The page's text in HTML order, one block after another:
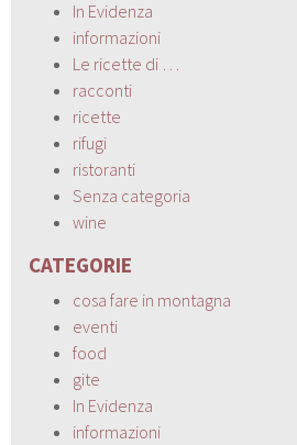
In Evidenza
informazioni
Le ricette di …
racconti
ricette
rifugi
ristoranti
Senza categoria
wine
CATEGORIE
cosa fare in montagna
eventi
food
gite
In Evidenza
informazioni